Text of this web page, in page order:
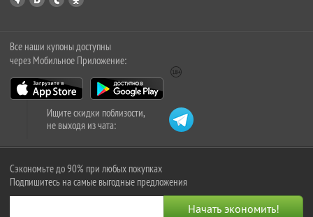
Все наши купоны доступны
через Мобильное Приложение:
Ищите скидки поблизости,
не выходя из чата:
Сэкономьте до 90% при любых покупках
Подпишитесь на самые выгодные предложения